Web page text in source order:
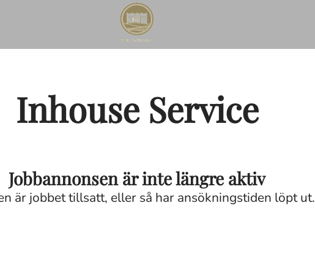
Inhouse Service
Jobbannonsen är inte längre aktiv
är jobbet tillsatt, eller så har ansökningstiden löpt ut.